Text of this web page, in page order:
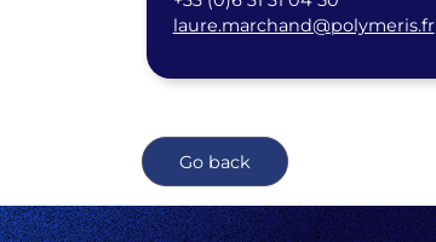
laure.marchand@polymeris.fr
Go back